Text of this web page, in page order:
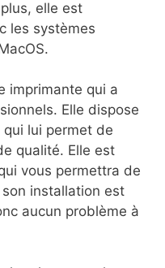
elle est
les systèmes
imprimante qui a
Elle dispose
qui lui permet de
qualité. Elle est
vous permettra de
installation est
aucun problème à